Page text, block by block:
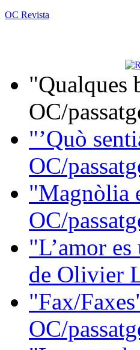
OC Revista
"Qualques
OC/
"’Quò
OC/
"Magnòlia
OC/
"L’amor
de Olivier
"Fax/
OC/